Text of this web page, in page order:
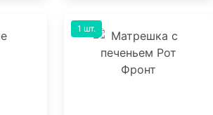
1 шт.